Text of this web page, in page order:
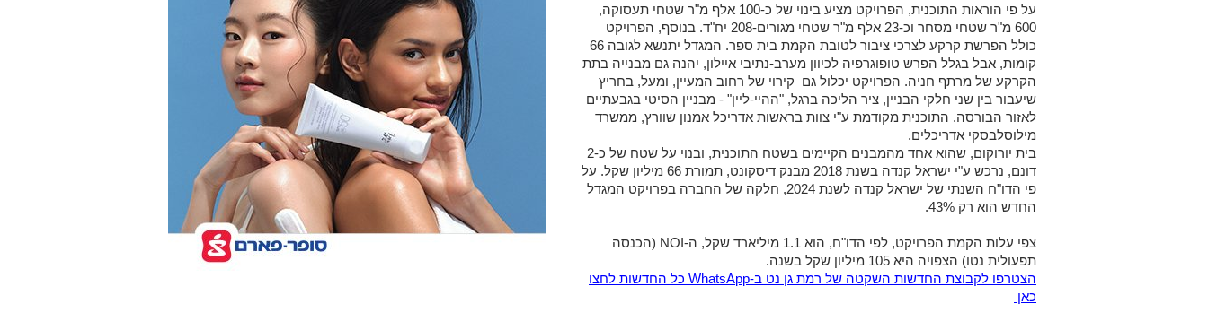
על פי הוראות התוכנית, הפרויקט מציע בינוי של כ-100 אלף מ"ר שטחי תעסוקה,
600 מ"ר שטחי מסחר וכ-23 אלף מ"ר שטחי מגורים-208 יח"ד. בנוסף, הפרויקט
כולל הפרשת קרקע לצרכי ציבור לטובת הקמת בית ספר. המגדל יתנשא לגובה 66
קומות, אבל בגלל הפרש טופוגרפיה לכיוון מערב-נתיבי איילון, יהנה גם מבנייה בתת
הקרקע של מרתף חניה. הפרויקט יכלול גם קירוי של רחוב המעיין, ומעל, בחריץ
שיעבור בין שני חלקי הבניין, ציר הליכה ברגל, "ההיי-ליין" - מבניין הסיטי בגבעתיים
לאזור הבורסה. התוכנית מקודמת ע"י צוות בראשות אדריכל אמנון שוורץ, ממשרד
מילוסלבסקי אדריכלים.
בית יורוקום
, שהוא אחד מהמבנים הקיימים בשטח התוכנית, ובנוי על שטח של כ-2
דונם, נרכש ע"י ישראל קנדה בשנת 2018 מבנק דיסקונט, תמורת 66 מיליון שקל. על
פי הדו"ח השנתי של ישראל קנדה לשנת 2024, חלקה של החברה בפרויקט המגדל
החדש הוא רק 43%.
צפי עלות הקמת הפרויקט, לפי הדו"ח, הוא 1.1 מיליארד שקל, ה-NOI (הכנסה
תפעולית נטו) הצפויה היא 105 מיליון שקל בשנה.
הצטרפו לקבוצת החדשות השקטה של רמת גן נט ב-WhatsApp כל החדשות לחצו
כאן